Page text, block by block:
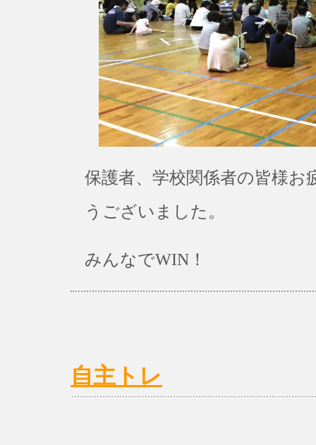
保護者、学校関係者の皆様
うございました。
みんなでWIN！
自主トレ